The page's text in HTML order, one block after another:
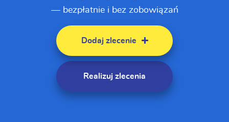
— bezpłatnie i bez zobowiązań
Dodaj zlecenie
Realizuj zlecenia